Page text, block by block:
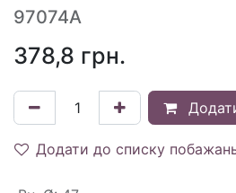
97074A
378,8 грн.
Додати до списку